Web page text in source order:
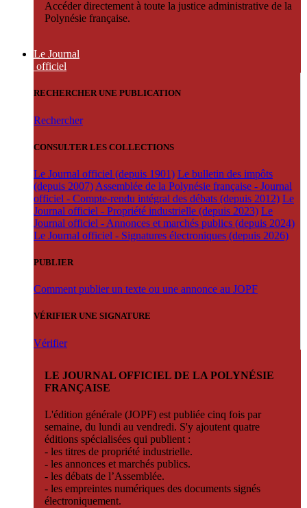
Accéder directement à toute la justice administrative de la
Polynésie française.
Le Journal
officiel
RECHERCHER UNE PUBLICATION
Rechercher
CONSULTER LES COLLECTIONS
Le Journal officiel (depuis 1901) Le bulletin des impôts
(depuis 2007) Assemblée de la Polynésie française - Journal
officiel - Compte-rendu intégral des débats (depuis 2012) Le
Journal officiel - Propriété industrielle (depuis 2023) Le
Journal officiel - Annonces et marchés publics (depuis 2024)
Le Journal officiel - Signatures électroniques (depuis 2026)
PUBLIER
Comment publier un texte ou une annonce au JOPF
VÉRIFIER UNE SIGNATURE
Vérifier
LE JOURNAL OFFICIEL DE LA POLYNÉSIE
FRANÇAISE
L'édition générale (JOPF) est publiée cinq fois par
semaine, du lundi au vendredi. S'y ajoutent quatre
éditions spécialisées qui publient :
- les titres de propriété industrielle.
- les annonces et marchés publics.
- les débats de l’Assemblée.
- les empreintes numériques des documents signés
électroniquement.